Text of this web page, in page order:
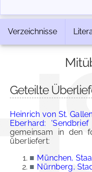
Verzeichnisse
Geteilte
Heinrich von St.
Eberhard:
gemeinsam in den
überliefert:
■ München,
■ Nürnberg,